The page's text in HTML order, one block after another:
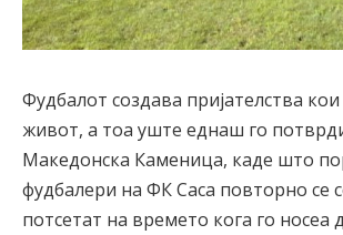
Фудбалот создава пријателства
живот, а тоа уште еднаш го
Македонска Каменица, каде што
фудбалери на ФК Саса повторно се
потсетат на времето кога го носеа